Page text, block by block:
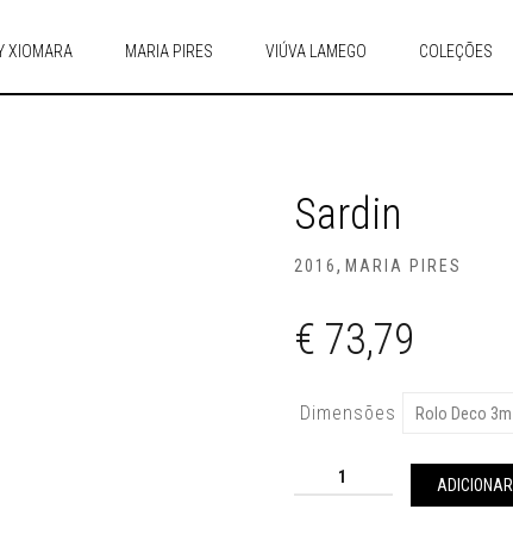
XIOMARA MARIA PIRES VIÚVA LAMEGO COLEÇÕES
Sardin
2016,MARIA PIRES
€ 73,79
Dimensões
Quantidade
ADICIONAR